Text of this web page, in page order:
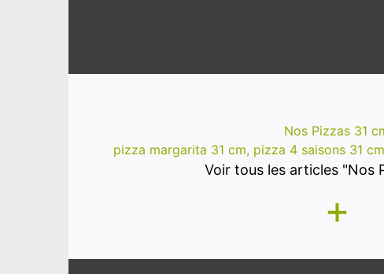
Nos Pizzas 31
pizza margarita 31 cm, pizza 4 saisons 31
Voir tous les articles "Nos
+